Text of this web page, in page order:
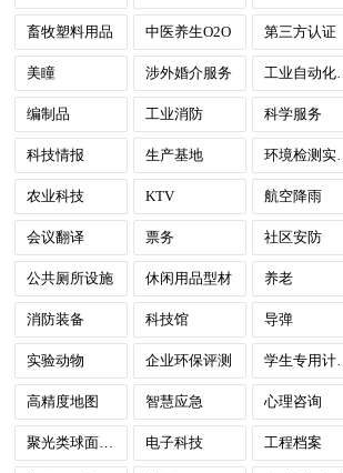
畜牧塑料用品 中医养生O2O 第三方认证
美瞳 涉外婚介服务 工业自动化服务
编制品 工业消防 科学服务
科技情报 生产基地 环境检测实验室
农业科技 KTV 航空降雨
会议翻译 票务 社区安防
公共厕所设施 休闲用品型材 养老
消防装备 科技馆 导弹
实验动物 企业环保评测 学生专用计算器
高精度地图 智慧应急 心理咨询
电子科技 工程档案